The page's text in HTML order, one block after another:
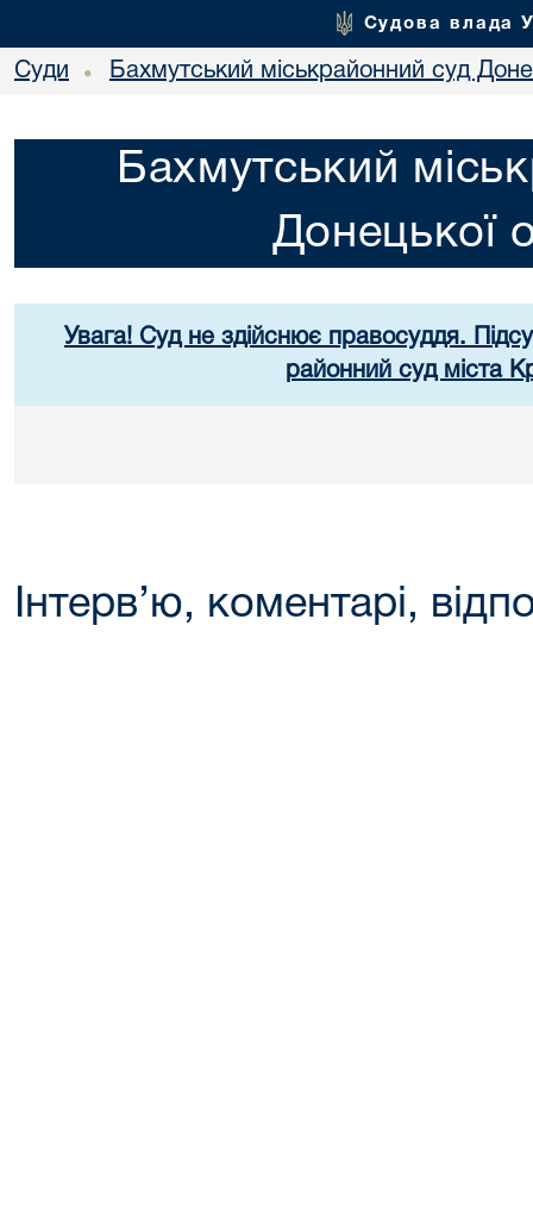
Судова влада
Суди • Бахмутський міськрайонний суд
Бахмутський
Донецької
Увага! Суд не здійснює правосуддя.
районний суд міста
Інтерв’ю, коментарі,